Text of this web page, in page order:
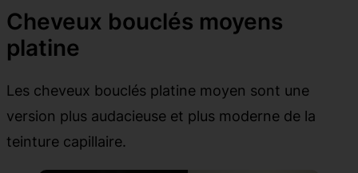
Cheveux bouclés moyens
platine
Les cheveux bouclés platine moyen sont une
version plus audacieuse et plus moderne de la
teinture capillaire.